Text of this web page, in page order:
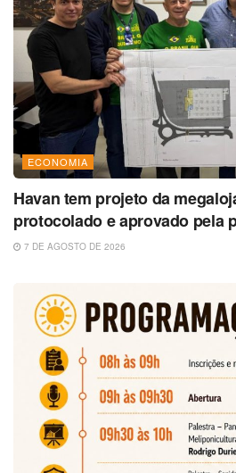
ECONOMIA
Havan tem projeto da
protocolado e aprovado pela
7 DE AGOSTO DE 2026